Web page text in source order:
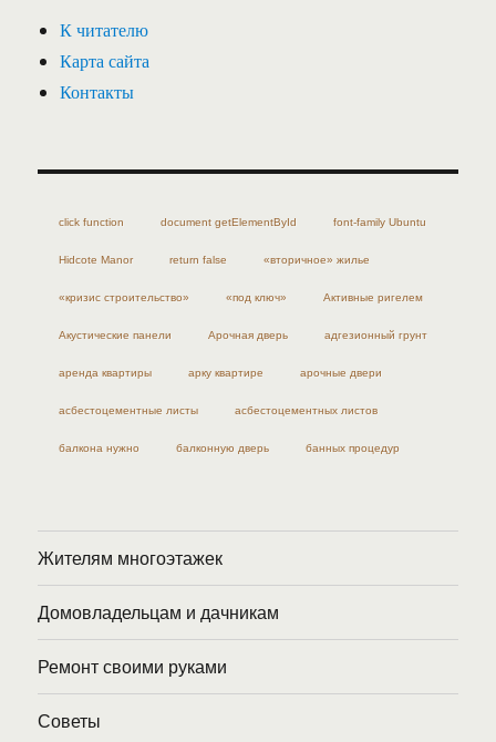
К читателю
Карта сайта
Контакты
click function document getElementById font-family Ubuntu
Hidcote Manor return false «вторичное» жилье
«кризис строительство» «под ключ» Активные ригелем
Акустические панели Арочная дверь адгезионный грунт
аренда квартиры арку квартире арочные двери
асбестоцементные листы асбестоцементных листов
балкона нужно балконную дверь банных процедур
Жителям многоэтажек
Домовладельцам и дачникам
Ремонт своими руками
Советы